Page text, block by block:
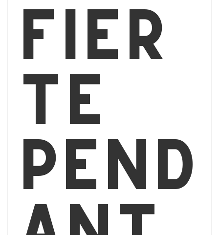
fier
té
pend